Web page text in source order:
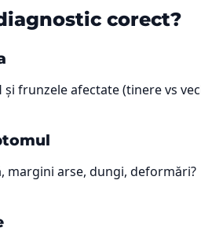
corect?
și frunzele afectate (tinere vs
margini arse, dungi, deformări?